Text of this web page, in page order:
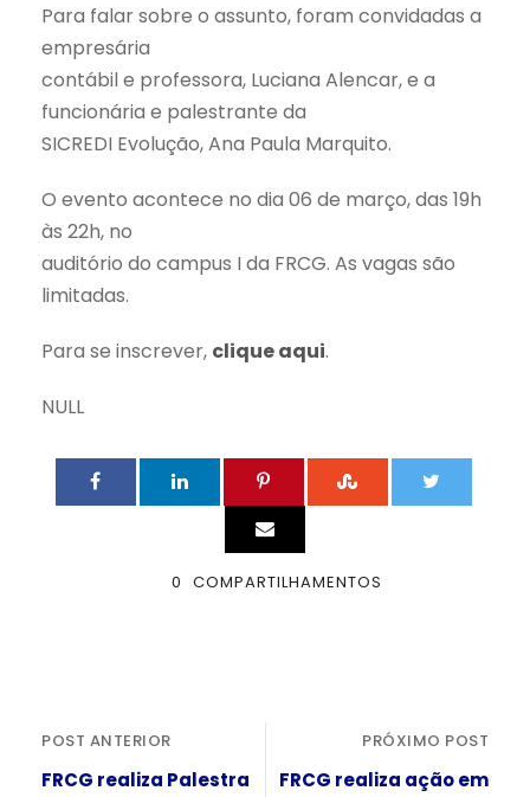
Para falar sobre o assunto, foram convidadas a
empresária
contábil e professora, Luciana Alencar, e a
funcionária e palestrante da
SICREDI Evolução, Ana Paula Marquito.
O evento acontece no dia 06 de março, das 19h
às 22h, no
auditório do campus I da FRCG. As vagas são
limitadas.
Para se inscrever, clique aqui.
NULL
0 COMPARTILHAMENTOS
POST ANTERIOR
FRCG realiza Palestra
PRÓXIMO POST
FRCG realiza ação em